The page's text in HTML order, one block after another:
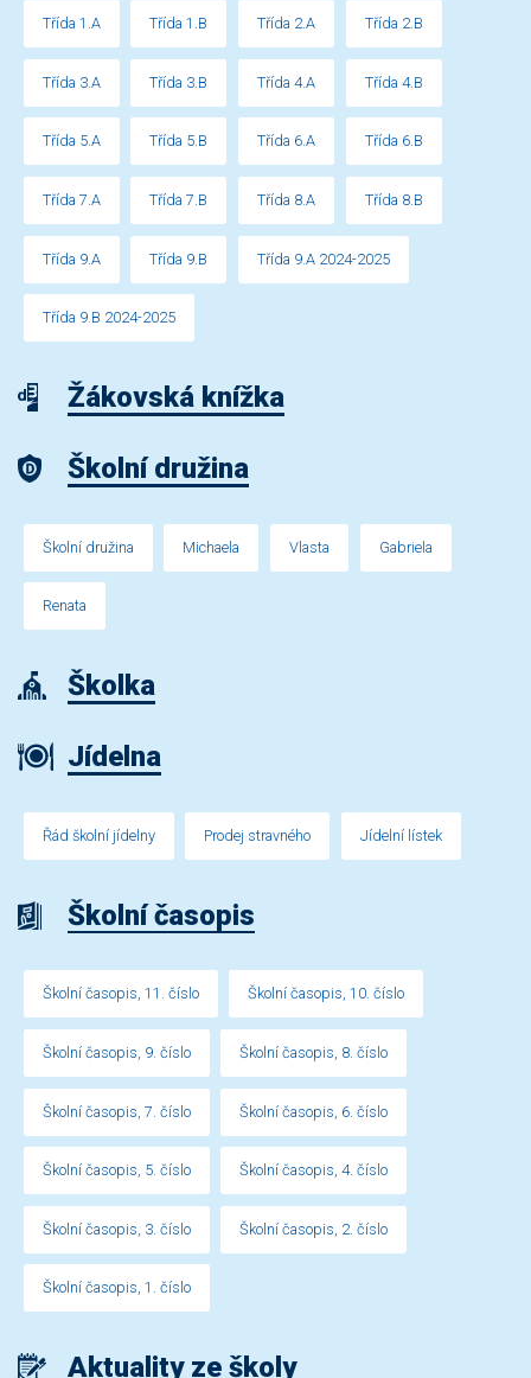
Třída 1.A Třída 1.B Třída 2.A Třída 2.B
Třída 3.A Třída 3.B Třída 4.A Třída 4.B
Třída 5.A Třída 5.B Třída 6.A Třída 6.B
Třída 7.A Třída 7.B Třída 8.A Třída 8.B
Třída 9.A Třída 9.B Třída 9.A 2024-2025
Třída 9.B 2024-2025
Žákovská knížka
Školní družina
Školní družina Michaela Vlasta Gabriela
Renata
Školka
Jídelna
Řád školní jídelny Prodej stravného Jídelní lístek
Školní časopis
Školní časopis, 11. číslo Školní časopis, 10. číslo
Školní časopis, 9. číslo Školní časopis, 8. číslo
Školní časopis, 7. číslo Školní časopis, 6. číslo
Školní časopis, 5. číslo Školní časopis, 4. číslo
Školní časopis, 3. číslo Školní časopis, 2. číslo
Školní časopis, 1. číslo
Aktuality ze školy